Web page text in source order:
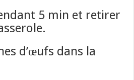
5 min et retirer
d’œufs dans la